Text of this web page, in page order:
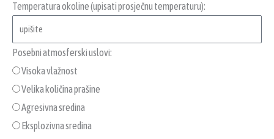
Temperatura okoline (upisati prosječnu temperaturu):
Posebni atmosferski uslovi:
Visoka vlažnost
Velika količina prašine
Agresivna sredina
Eksplozivna sredina